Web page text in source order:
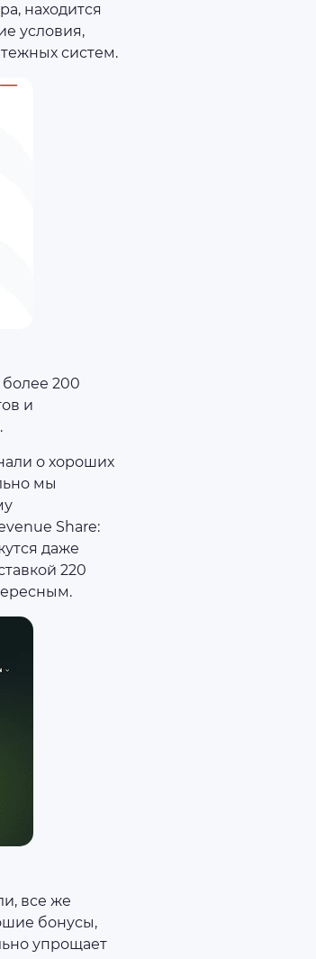
находится
условия,
систем.
200
и
о хороших
мы
Share:
даже
220
все же
бонусы,
упрощает